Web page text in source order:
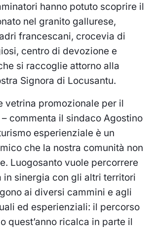
hanno potuto scoprire il
nel granito gallurese,
francescani, crocevia di
centro di devozione e
si raccoglie attorno alla
Signora di Locusantu.
vetrina promozionale per il
commenta il sindaco Agostino
esperienziale è un
che la nostra comunità non
Luogosanto vuole percorrere
in sinergia con gli altri territori
ai diversi cammini e agli
ed esperienziali: il percorso
quest’anno ricalca in parte il